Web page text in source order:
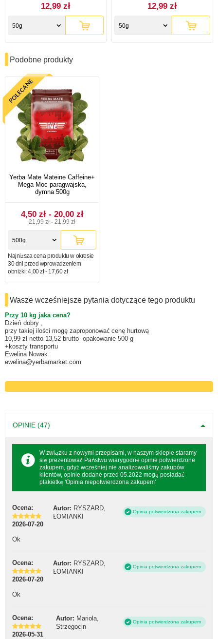
12,99 zł
50g
12,99 zł
50g
Podobne produkty
Yerba Mate Mateine Caffeine+
Mega Moc paragwajska,
dymna 500g
4,50 zł - 20,00 zł
21,99 zł-21,99 zł
500g
Najniższa cena produktu w okresie
30 dni przed wprowadzeniem
obniżki:4,00 zł - 17,60 zł
Wasze wcześniejsze pytania dotyczące tego produktu
Przy 10 kg jaka cena?
Dzień dobry ,
przy takiej ilości mogę zaproponować cenę hurtową
10,99 zł netto 13,52 brutto opakowanie 500 g
+koszty transportu
Ewelina Nowak
ewelina@yerbamarket.com
OPINIE (47)
W związku z nowymi przepisami, w naszym sklepie staramy
się prezentować Państwu wiarygodne opinie potwierdzone
zakupem, gdyż wcześniej nie analizowaliśmy zakupów
klientów, opinie dodane przed 05.2022 mogą posiadać
plakietkę 'Opinia niepotwierdzona zakupem'
Ocena: Autor: RYSZARD,
ŁOMIANKI
Opinia potwierdzona zakupem
2026-07-20
Ok
Ocena: Autor: RYSZARD,
ŁOMIANKI
Opinia potwierdzona zakupem
2026-07-20
Ok
Ocena: Autor: Mariola,
Strzegocin
Opinia potwierdzona zakupem
2026-05-31